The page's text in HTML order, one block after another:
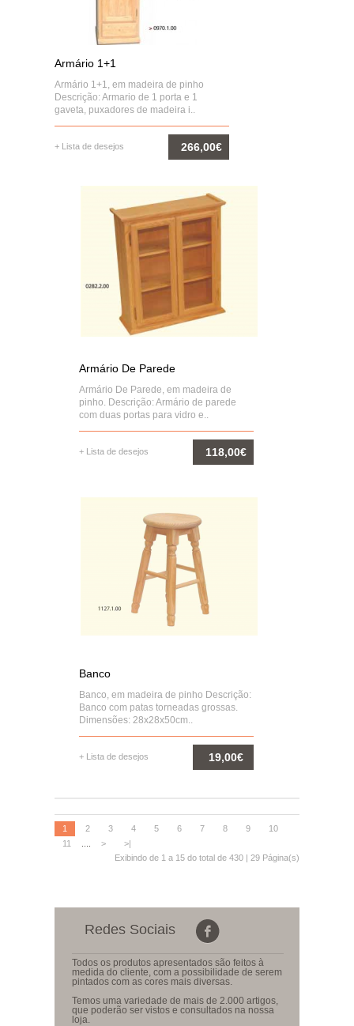
Armário 1+1
Armário 1+1, em madeira de pinho
Descrição: Armario de 1 porta e 1
gaveta, puxadores de madeira i..
+ Lista de desejos 266,00€
Armário De Parede
Armário De Parede, em madeira de
pinho. Descrição: Armário de parede
com duas portas para vidro e..
+ Lista de desejos 118,00€
Banco
Banco, em madeira de pinho Descrição:
Banco com patas torneadas grossas.
Dimensões: 28x28x50cm..
+ Lista de desejos 19,00€
1 2 3 4 5 6 7 8 9
10
11
>
>|
Exibindo de 1 a 15 do total de 430 | 29 Página(s)
Redes Sociais
Todos os produtos apresentados são feitos à
medida do cliente, com a possibilidade de serem
pintados com as cores mais diversas.
Temos uma variedade de mais de 2.000 artigos,
que poderão ser vistos e consultados na nossa
loja.